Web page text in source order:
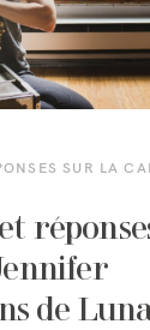
SUR LA
de